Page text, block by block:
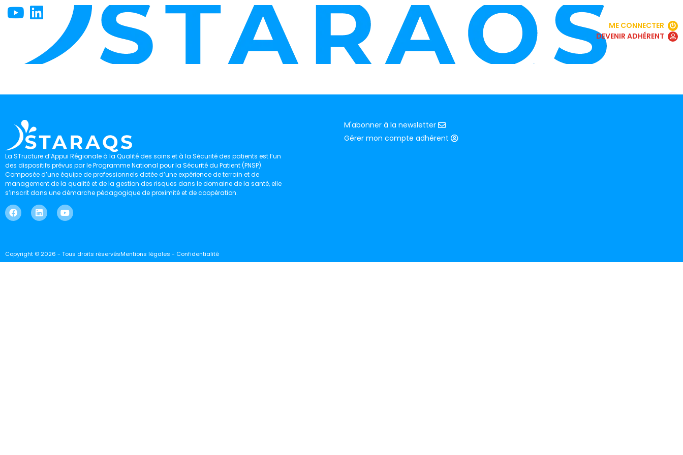
ME CONNECTER
DEVENIR ADHÉRENT
La STructure d’Appui Régionale à la Qualité des soins et à la Sécurité des patients est l’un
des dispositifs prévus par le Programme National pour la Sécurité du Patient (PNSP).
Composée d’une équipe de professionnels dotée d’une expérience de terrain et de
management de la qualité et de la gestion des risques dans le domaine de la santé, elle
s’inscrit dans une démarche pédagogique de proximité et de coopération.
M'abonner à la newsletter
Gérer mon compte adhérent
Copyright © 2026 - Tous droits réservésMentions légales - Confidentialité